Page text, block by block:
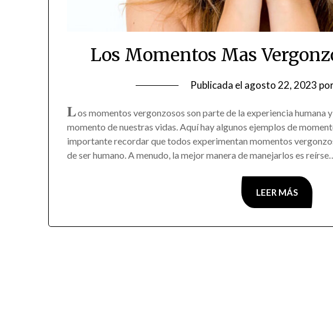
Los Momentos Mas
Publicada el agosto 22, 2023
Los momentos vergonzosos son parte de la experiencia humana
momento de nuestras vidas. Aquí hay algunos ejemplos de
importante recordar que todos experimentan momentos
de ser humano. A menudo, la mejor manera de manejarlos es reírse…
LEER MÁS